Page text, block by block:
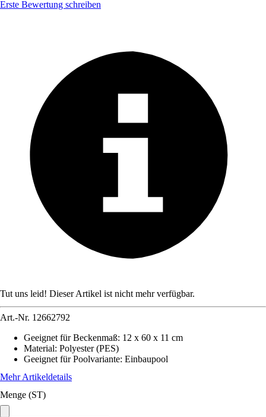
Erste Bewertung schreiben
Tut uns leid! Dieser Artikel ist nicht mehr verfügbar.
Art.-Nr. 12662792
Geeignet für Beckenmaß: 12 x 60 x 11 cm
Material: Polyester (PES)
Geeignet für Poolvariante: Einbaupool
Mehr Artikeldetails
Menge (ST)